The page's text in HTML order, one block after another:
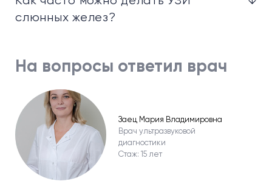
слюнных желез?
На вопросы ответил врач
Заец Мария Владимировна
Врач ультразвуковой
диагностики
Стаж: 15 лет